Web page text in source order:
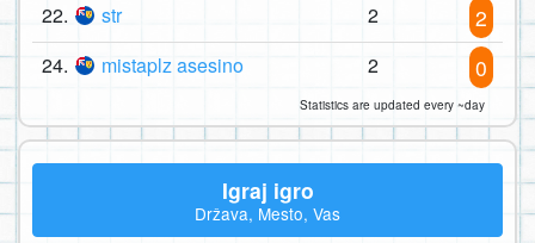
22. str 2 2
24. mistaplz asesino 2 0
Statistics are updated every ~day
Igraj igro
Država, Mesto, Vas